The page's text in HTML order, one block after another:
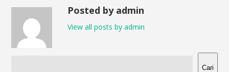
Posted by admin
View all posts by admin
Cari